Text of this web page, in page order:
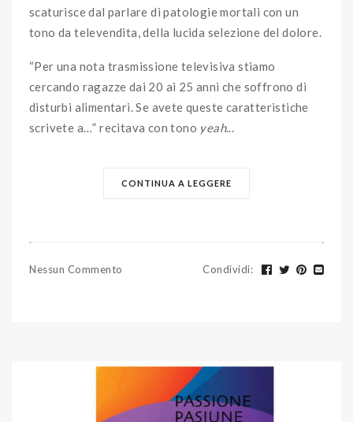
scaturisce dal parlare di patologie mortali con un
tono da televendita, della lucida selezione del dolore.
“Per una nota trasmissione televisiva stiamo
cercando ragazze dai 20 ai 25 anni che soffrono di
disturbi alimentari. Se avete queste caratteristiche
scrivete a…” recitava con tono yeah...
CONTINUA A LEGGERE
Nessun Commento Condividi: